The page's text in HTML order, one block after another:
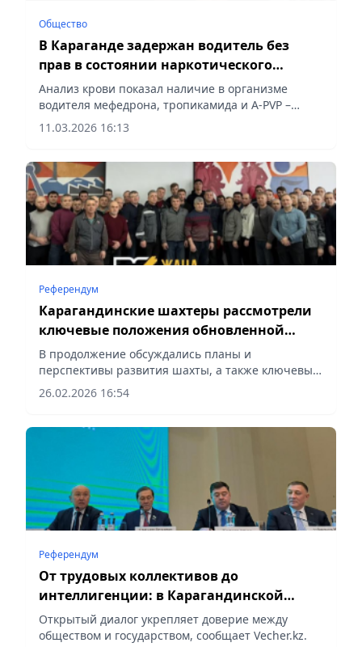
Общество
В Караганде задержан водитель без
прав в состоянии наркотического
опьянения
Анализ крови показал наличие в организме
водителя мефедрона, тропикамида и А-PVP –
опасных психотропных веществ, сообщает
Vecher.kz.
11.03.2026 16:13
Референдум
Карагандинские шахтеры рассмотрели
ключевые положения обновленной
Конституции
В продолжение обсуждались планы и
перспективы развития шахты, а также ключевые
задачи на ближайший период,
сообщает Vecher.kz.
26.02.2026 16:54
Референдум
От трудовых коллективов до
интеллигенции: в Карагандинской
области прошел открытый диалог по
проекту Конституции
Открытый диалог укрепляет доверие между
обществом и государством, сообщает Vecher.kz.